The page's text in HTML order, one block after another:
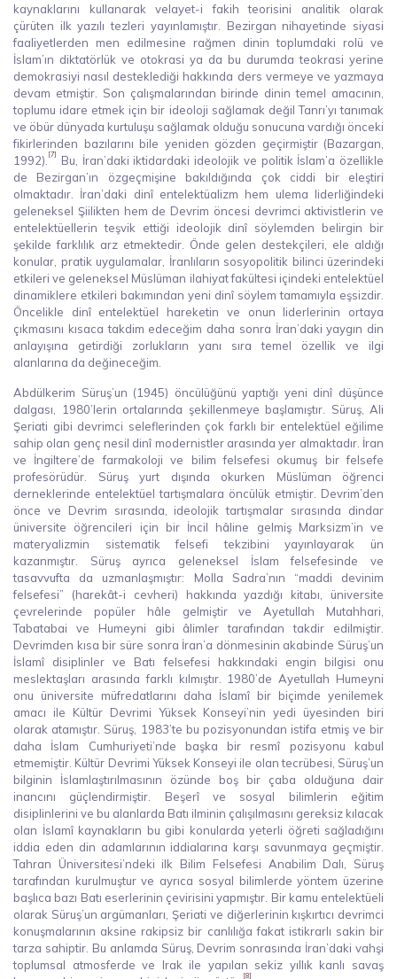
kaynaklarını kullanarak velayet-i fakih teorisini analitik olarak
çürüten ilk yazılı tezleri yayınlamıştır. Bezirgan nihayetinde siyasi
faaliyetlerden men edilmesine rağmen dinin toplumdaki rolü ve
İslam’ın diktatörlük ve otokrasi ya da bu durumda teokrasi yerine
demokrasiyi nasıl desteklediği hakkında ders vermeye ve yazmaya
devam etmiştir. Son çalışmalarından birinde dinin temel amacının,
toplumu idare etmek için bir ideoloji sağlamak değil Tanrı’yı tanımak
ve öbür dünyada kurtuluşu sağlamak olduğu sonucuna vardığı önceki
fikirlerinden bazılarını bile yeniden gözden geçirmiştir (Bazargan,
1992).
[7]
Bu, İran’daki iktidardaki ideolojik ve politik İslam’a özellikle
de Bezirgan’ın özgeçmişine bakıldığında çok ciddi bir eleştiri
olmaktadır. İran’daki dinî entelektüalizm hem ulema liderliğindeki
geleneksel Şiilikten hem de Devrim öncesi devrimci aktivistlerin ve
entelektüellerin teşvik ettiği ideolojik dinî söylemden belirgin bir
şekilde farklılık arz etmektedir. Önde gelen destekçileri, ele aldığı
konular, pratik uygulamalar, İranlıların sosyopolitik bilinci üzerindeki
etkileri ve geleneksel Müslüman ilahiyat fakültesi içindeki entelektüel
dinamiklere etkileri bakımından yeni dinî söylem tamamıyla eşsizdir.
Öncelikle dinî entelektüel hareketin ve onun liderlerinin ortaya
çıkmasını kısaca takdim edeceğim daha sonra İran’daki yaygın din
anlayışına getirdiği zorlukların yanı sıra temel özellik ve ilgi
alanlarına da değineceğim.
Abdülkerim Süruş’un (1945) öncülüğünü yaptığı yeni dinî düşünce
dalgası, 1980’lerin ortalarında şekillenmeye başlamıştır. Süruş, Ali
Şeriati gibi devrimci seleflerinden çok farklı bir entelektüel eğilime
sahip olan genç nesil dinî modernistler arasında yer almaktadır. İran
ve İngiltere’de farmakoloji ve bilim felsefesi okumuş bir felsefe
profesörüdür. Süruş yurt dışında okurken Müslüman öğrenci
derneklerinde entelektüel tartışmalara öncülük etmiştir. Devrim’den
önce ve Devrim sırasında, ideolojik tartışmalar sırasında dindar
üniversite öğrencileri için bir İncil hâline gelmiş Marksizm’in ve
materyalizmin sistematik felsefi tekzibini yayınlayarak ün
kazanmıştır. Süruş ayrıca geleneksel İslam felsefesinde ve
tasavvufta da uzmanlaşmıştır: Molla Sadra’nın “maddi devinim
felsefesi” (harekât-i cevheri) hakkında yazdığı kitabı, üniversite
çevrelerinde popüler hâle gelmiştir ve Ayetullah Mutahhari,
Tabatabai ve Humeyni gibi âlimler tarafından takdir edilmiştir.
Devrimden kısa bir süre sonra İran’a dönmesinin akabinde Süruş’un
İslamî disiplinler ve Batı felsefesi hakkındaki engin bilgisi onu
meslektaşları arasında farklı kılmıştır. 1980’de Ayetullah Humeyni
onu üniversite müfredatlarını daha İslamî bir biçimde yenilemek
amacı ile Kültür Devrimi Yüksek Konseyi’nin yedi üyesinden biri
olarak atamıştır. Süruş, 1983’te bu pozisyonundan istifa etmiş ve bir
daha İslam Cumhuriyeti’nde başka bir resmî pozisyonu kabul
etmemiştir. Kültür Devrimi Yüksek Konseyi ile olan tecrübesi, Süruş’un
bilginin İslamlaştırılmasının özünde boş bir çaba olduğuna dair
inancını güçlendirmiştir. Beşerî ve sosyal bilimlerin eğitim
disiplinlerini ve bu alanlarda Batı ilminin çalışılmasını gereksiz kılacak
olan İslamî kaynakların bu gibi konularda yeterli öğreti sağladığını
iddia eden din adamlarının iddialarına karşı savunmaya geçmiştir.
Tahran Üniversitesi’ndeki ilk Bilim Felsefesi Anabilim Dalı, Süruş
tarafından kurulmuştur ve ayrıca sosyal bilimlerde yöntem üzerine
başlıca bazı Batı eserlerinin çevirisini yapmıştır. Bir kamu entelektüeli
olarak Süruş’un argümanları, Şeriati ve diğerlerinin kışkırtıcı devrimci
konuşmalarının aksine rakipsiz bir canlılığa fakat istikrarlı sakin bir
tarza sahiptir. Bu anlamda Süruş, Devrim sonrasında İran’daki vahşi
toplumsal atmosferde ve Irak ile yapılan sekiz yıllık kanlı savaş
[8]